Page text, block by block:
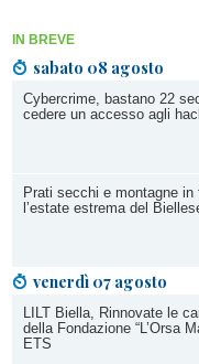
IN BREVE
sabato 08 agosto
Cybercrime, bastano 22
cedere un accesso agli
Prati secchi e montagne in
l’estate estrema del
venerdì 07 agosto
LILT Biella, Rinnovate le
della Fondazione “L’Orsa
ETS